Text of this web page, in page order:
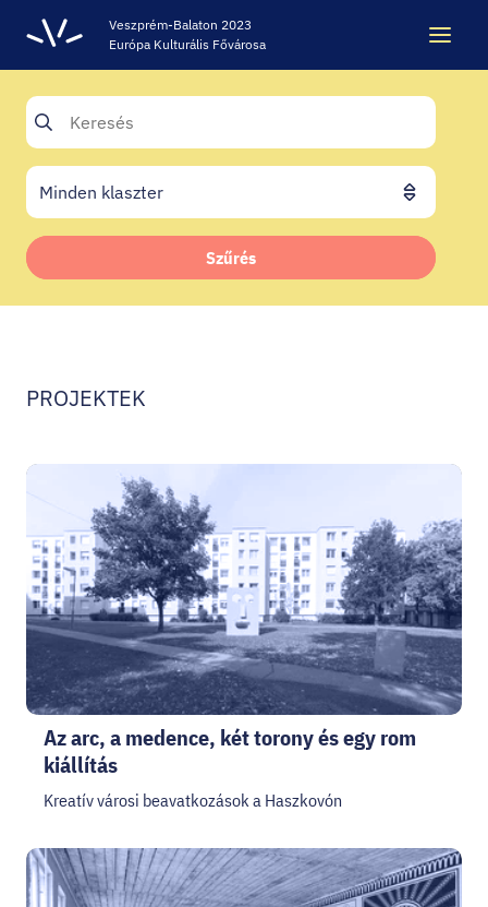
Veszprém-Balaton 2023
Európa Kulturális Fővárosa
Keresés
ÖRÖKSÉG
VESZPRÉM-BALATON 2023 EKF
HELLOVEB PROGRAMAJÁNLÓ
KARRIER
Facebook InstagramYouTubeTwitter
EN
Szűrés
PROJEKTEK
Az arc, a medence, két torony és egy rom
kiállítás
Kreatív városi beavatkozások a Haszkovón